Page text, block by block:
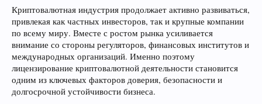
Криптовалютная индустрия продолжает активно развиваться,
привлекая как частных инвесторов, так и крупные компании
по всему миру. Вместе с ростом рынка усиливается
внимание со стороны регуляторов, финансовых институтов и
международных организаций. Именно поэтому
лицензирование криптовалютной деятельности становится
одним из ключевых факторов доверия, безопасности и
долгосрочной устойчивости бизнеса.